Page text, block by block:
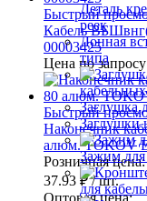
Деталь
реек
Донная
типа
Заглушка
Заглушки
Зажим
для
Быстрый
Кабель
00003425
Цена по запросу
Быстрый
Наконечник
алюм. TOKOV
Розничная цена:
37.93 ₽/ шт.
Оптовая цена: